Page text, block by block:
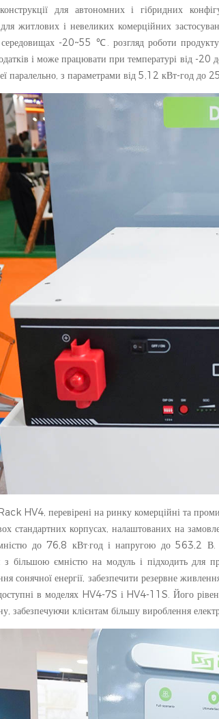
для автономних і гібридних
житлових і невеликих комерційних
-20~55 ℃. розгляд роботи
і може працювати при температурі від -
паралельно, з параметрами від 5,12 кВт-год до
HV4, перевірені на ринку комерційні та
стандартних корпусах, налаштованих на
до 76,8 кВт·год і напругою до 563,2 В.
з більшою ємністю на модуль і підходить для
сонячної енергії, забезпечити резервне
в моделях HV4-7S і HV4-11S. Його
забезпечуючи клієнтам більшу вироблення